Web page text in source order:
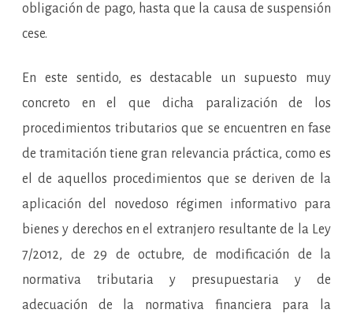
obligación de pago, hasta que la causa de suspensión
cese.
En este sentido, es destacable un supuesto muy
concreto en el que dicha paralización de los
procedimientos tributarios que se encuentren en fase
de tramitación tiene gran relevancia práctica, como es
el de aquellos procedimientos que se deriven de la
aplicación del novedoso régimen informativo para
bienes y derechos en el extranjero resultante de la Ley
7/2012, de 29 de octubre, de modificación de la
normativa tributaria y presupuestaria y de
adecuación de la normativa financiera para la